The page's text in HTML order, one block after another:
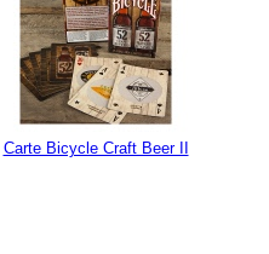
Carte Bicycle Craft Beer II